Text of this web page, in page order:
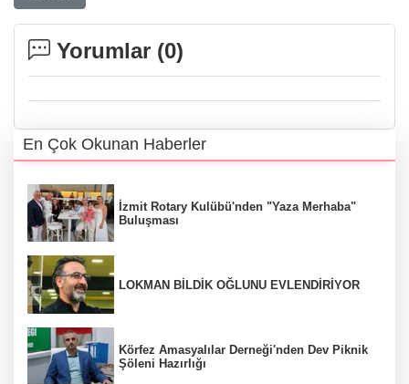
Yorumlar (0)
En Çok Okunan Haberler
İzmit Rotary Kulübü'nden "Yaza Merhaba"
Buluşması
LOKMAN BİLDİK OĞLUNU EVLENDİRİYOR
Körfez Amasyalılar Derneği'nden Dev Piknik
Şöleni Hazırlığı